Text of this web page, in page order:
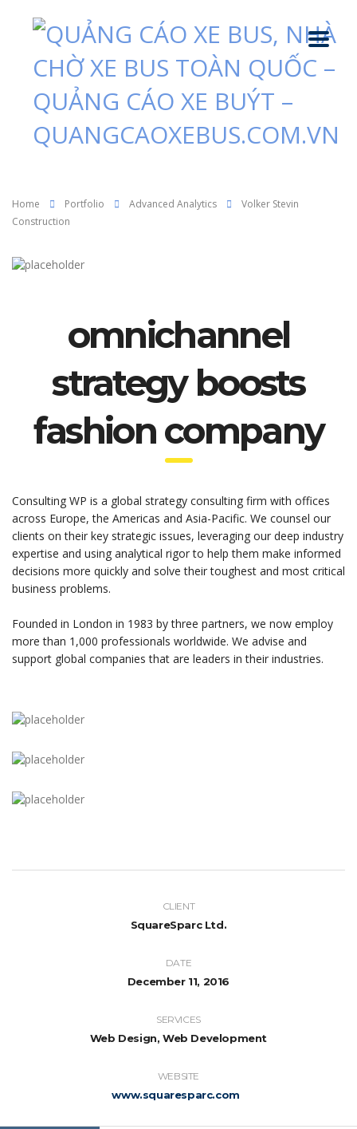
Home Portfolio Advanced Analytics
Volker Stevin
Construction
omnichannel
strategy boosts
fashion company
Consulting WP is a global strategy consulting firm with offices
across Europe, the Americas and Asia-Pacific. We counsel our
clients on their key strategic issues, leveraging our deep industry
expertise and using analytical rigor to help them make informed
decisions more quickly and solve their toughest and most critical
business problems.
Founded in London in 1983 by three partners, we now employ
more than 1,000 professionals worldwide. We advise and
support global companies that are leaders in their industries.
CLIENT
SquareSparc Ltd.
DATE
December 11, 2016
SERVICES
Web Design, Web Development
WEBSITE
www.squaresparc.com